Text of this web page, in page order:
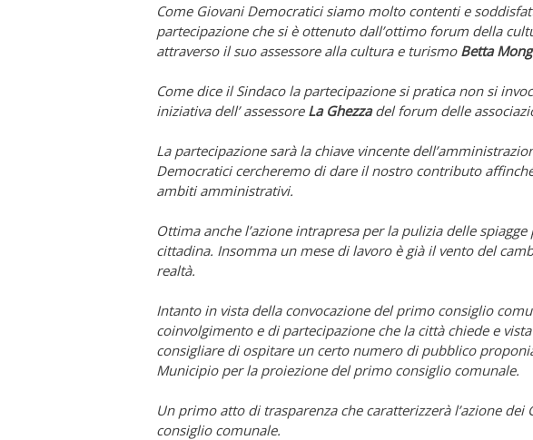
Come Giovani Democratici siamo molto contenti e
partecipazione che si è ottenuto dall’ottimo forum della
attraverso il suo assessore alla cultura e turismo Betta
Come dice il Sindaco la partecipazione si pratica non si
iniziativa dell’ assessore La Ghezzadel forum delle
La partecipazione sarà la chiave vincente
Democratici cercheremo di dare il nostro contributo
ambiti amministrativi.
Ottima anche l’azione intrapresa per la pulizia delle
cittadina. Insomma un mese di lavoro è già il vento del
realtà.
Intanto in vista della convocazione del primo consiglio
coinvolgimento e di partecipazione che la città chiede e
consigliare di ospitare un certo numero di pubblico
Municipio per la proiezione del primo consiglio comunale.
Un primo atto di trasparenza che caratterizzerà l’azione dei
consiglio comunale.